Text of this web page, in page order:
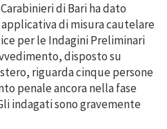
di Bari ha dato
applicativa di misura cautelare
per le Indagini Preliminari
disposto su
riguarda cinque persone
penale ancora nella fase
indagati sono gravemente